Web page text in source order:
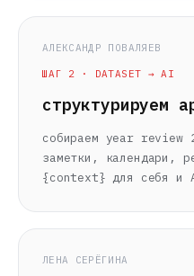
АЛЕКСАНДР ПОВАЛЯЕВ
ШАГ 2 · DATASET → AI
структурируем
собираем year review
заметки, календари,
{context} для себя и
ЛЕНА СЕРЁГИНА